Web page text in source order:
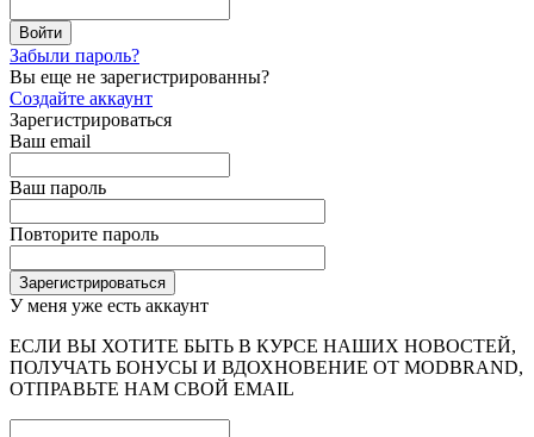
Забыли пароль?
Вы еще не зарегистрированны?
Создайте аккаунт
Зарегистрироваться
Ваш email
Ваш пароль
Повторите пароль
У меня уже есть аккаунт
ЕСЛИ ВЫ ХОТИТЕ БЫТЬ В КУРСЕ НАШИХ НОВОСТЕЙ,
ПОЛУЧАТЬ БОНУСЫ И ВДОХНОВЕНИЕ ОТ MODBRAND,
ОТПРАВЬТЕ НАМ СВОЙ EMAIL